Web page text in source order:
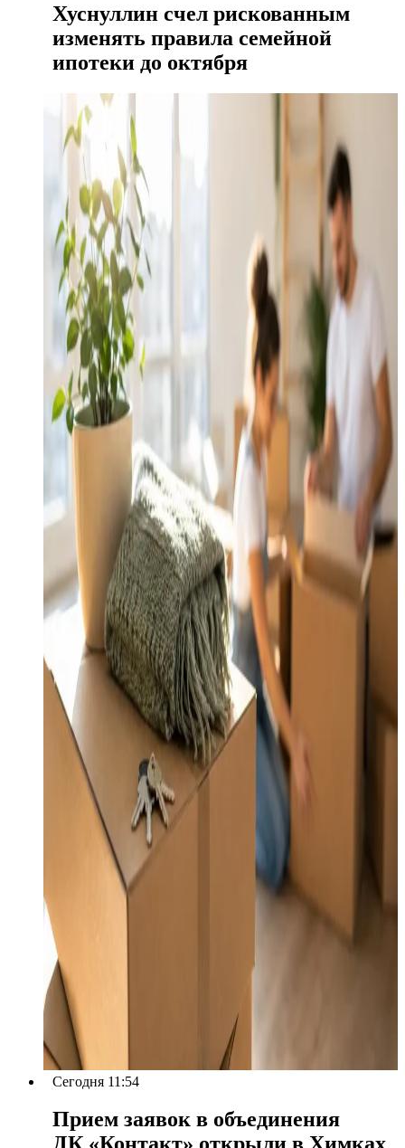
Хуснуллин счел рискованным
изменять правила семейной
ипотеки до октября
Сегодня 11:54
Прием заявок в объединения